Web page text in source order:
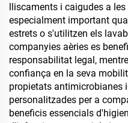
lliscaments i caigudes a
especialment important
estrets o s'utilitzen els
companyies aèries es
responsabilitat legal,
confiança en la seva
propietats antimicrobianes
personalitzades per a
beneficis essencials